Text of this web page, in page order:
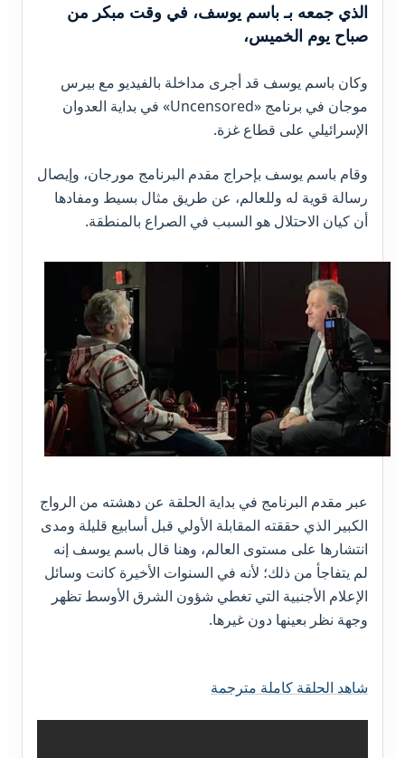
الذي جمعه بـ باسم يوسف، في وقت مبكر من
صباح يوم الخميس،
وكان باسم يوسف قد أجرى مداخلة بالفيديو مع بيرس
موجان في برنامج «Uncensored» في بداية العدوان
الإسرائيلي على قطاع غزة.
وقام باسم يوسف بإحراج مقدم البرنامج مورجان، وإيصال
رسالة قوية له وللعالم، عن طريق مثال بسيط ومفادها
أن كيان الاحتلال هو السبب في الصراع بالمنطقة.
عبر مقدم البرنامج في بداية الحلقة عن دهشته من الرواج
الكبير الذي حققته المقابلة الأولي قبل أسابيع قليلة ومدى
انتشارها على مستوى العالم، وهنا قال باسم يوسف إنه
لم يتفاجأ من ذلك؛ لأنه في السنوات الأخيرة كانت وسائل
الإعلام الأجنبية التي تغطي شؤون الشرق الأوسط تظهر
وجهة نظر بعينها دون غيرها.
شاهد الحلقة كاملة مترجمة